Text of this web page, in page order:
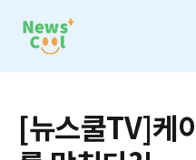
[뉴스쿨TV]케